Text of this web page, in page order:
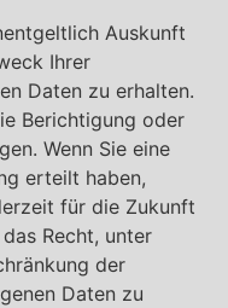
Auskunft
Ihrer
Daten zu erhalten.
Berichtigung oder
Wenn Sie eine
erteilt haben,
für die Zukunft
Recht, unter
der
Daten zu